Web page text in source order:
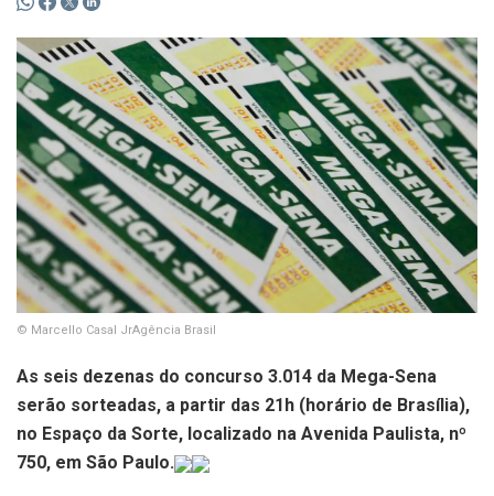
© Marcello Casal JrAgência Brasil
As seis dezenas do concurso 3.014 da Mega-Sena
serão sorteadas, a partir das 21h (horário de Brasília),
no Espaço da Sorte, localizado na Avenida Paulista, nº
750, em São Paulo.